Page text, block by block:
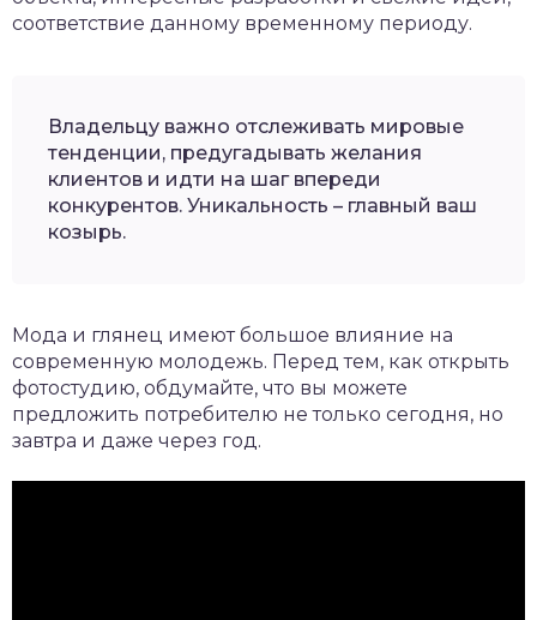
соответствие данному временному периоду.
Владельцу важно отслеживать мировые
тенденции, предугадывать желания
клиентов и идти на шаг впереди
конкурентов. Уникальность – главный ваш
козырь.
Мода и глянец имеют большое влияние на
современную молодежь. Перед тем, как открыть
фотостудию, обдумайте, что вы можете
предложить потребителю не только сегодня, но
завтра и даже через год.